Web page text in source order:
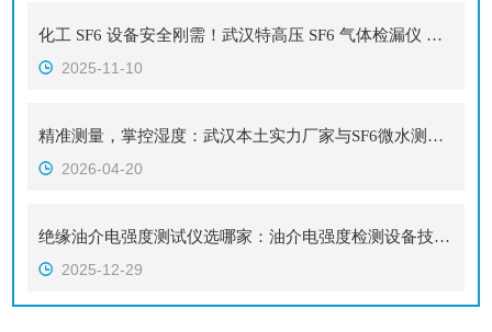
化工 SF6 设备安全刚需！武汉特高压 SF6 气体检漏仪 进口级灵敏获千企信赖
2025-11-10
精准测量，掌控湿度：武汉本土实力厂家与SF6微水测试仪
2026-04-20
绝缘油介电强度测试仪选哪家：油介电强度检测设备技术综述
2025-12-29